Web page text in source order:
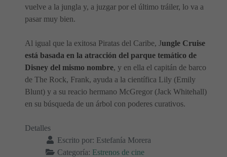
vuelve a la jungla y, a juzgar por el último tráiler, lo va a
pasar muy bien.
Al igual que la exitosa Piratas del Caribe, Jungle Cruise
está basada en la atracción del parque temático de
Disney del mismo nombre, y en ella el capitán de barco
de The Rock, Frank, ayuda a la científica Lily (Emily
Blunt) y a su reacio hermano McGregor (Jack Whitehall)
en su búsqueda de un árbol con poderes curativos.
Detalles
Escrito por: Estefanía Morera
Categoría: Estrenos de cine